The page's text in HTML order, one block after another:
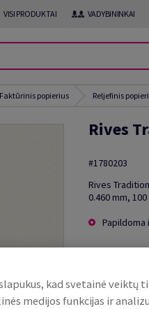
VISI PRODUKTAI VADYBININKAI
Faktūrinis popierius Reljefinis
Rives
#1780203
Rives
0.460 mm,
Papildoma
kad svetainė veiktų
medijos funkcijas ir